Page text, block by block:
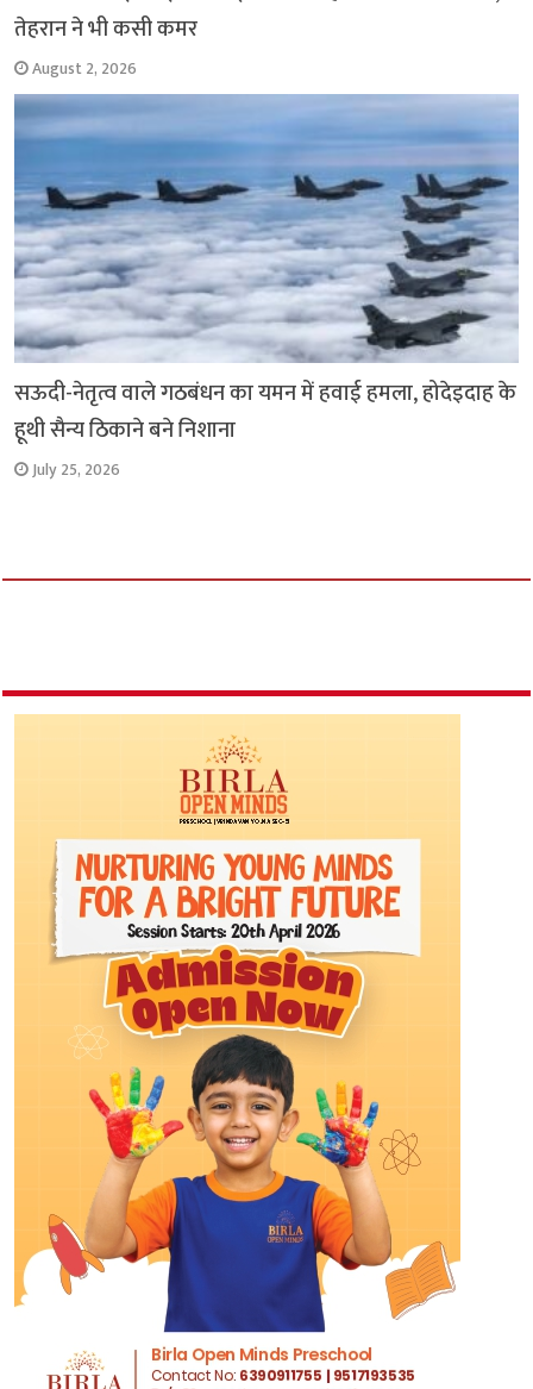
तेहरान ने भी कसी कमर
August 2, 2026
सऊदी-नेतृत्व वाले गठबंधन का यमन में हवाई हमला, होदेइदाह के
हूथी सैन्य ठिकाने बने निशाना
July 25, 2026